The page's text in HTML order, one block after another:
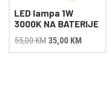
LED lampa 1W
3000K NA BATERIJE
55,00KM Original
price
35,00 KMCurrent
price